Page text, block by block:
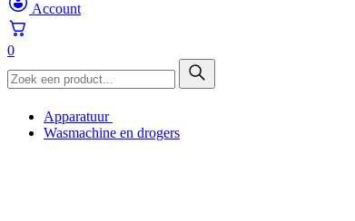
Account
0
Apparatuur
Wasmachine en drogers